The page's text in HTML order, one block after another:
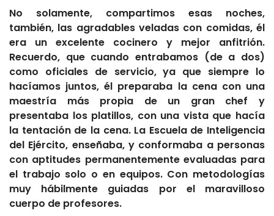
No solamente, compartimos esas noches,
también, las agradables veladas con comidas, él
era un excelente cocinero y mejor anfitrión.
Recuerdo, que cuando entrabamos (de a dos)
como oficiales de servicio, ya que siempre lo
hacíamos juntos, él preparaba la cena con una
maestría más propia de un gran chef y
presentaba los platillos, con una vista que hacía
la tentación de la cena. La Escuela de Inteligencia
del Ejército, enseñaba, y conformaba a personas
con aptitudes permanentemente evaluadas para
el trabajo solo o en equipos. Con metodologías
muy hábilmente guiadas por el maravilloso
cuerpo de profesores.